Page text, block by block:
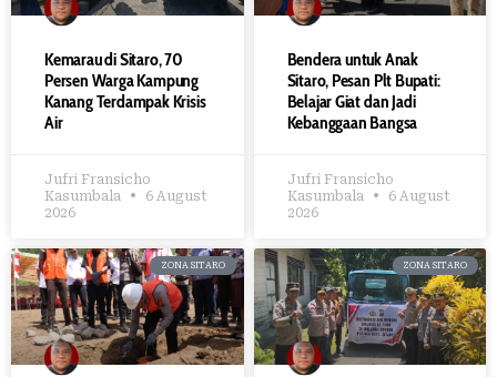
Kemarau di Sitaro, 70
Persen Warga Kampung
Kanang Terdampak Krisis
Air
Jufri Fransicho
Kasumbala
6 August
2026
Bendera untuk Anak
Sitaro, Pesan Plt Bupati:
Belajar Giat dan Jadi
Kebanggaan Bangsa
Jufri Fransicho
Kasumbala
6 August
2026
ZONA SITARO ZONA SITARO